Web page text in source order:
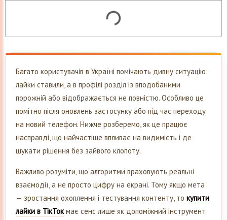
Багато користувачів в Україні помічають дивну ситуацію:
лайки ставили, а в профілі розділ із вподобаними
порожній або відображається не повністю. Особливо це
помітно після оновлень застосунку або під час переходу
на новий телефон. Нижче розберемо, як це працює
насправді, що найчастіше впливає на видимість і де
шукати рішення без зайвого клопоту.
Важливо розуміти, що алгоритми враховують реальні
взаємодії, а не просто цифру на екрані. Тому якщо мета
— зростання охоплення і тестування контенту, то купити
лайки в ТікТокмає сенс лише як допоміжний інструмент